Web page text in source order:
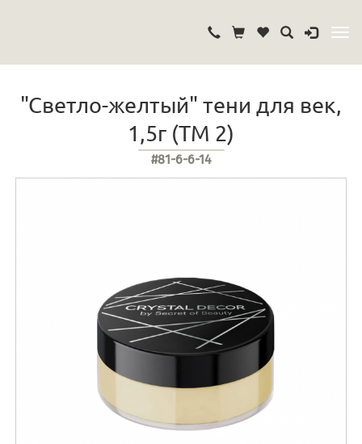
"Светло-желтый" тени для век,
1,5г (ТМ 2)
#81-6-6-14